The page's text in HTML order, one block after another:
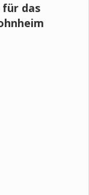
das